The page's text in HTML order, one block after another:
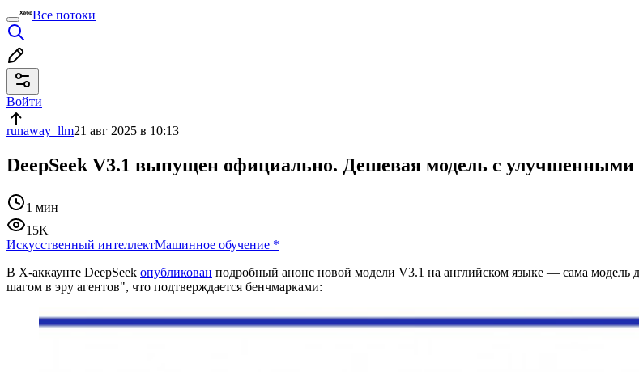
Все потоки
Войти
runaway_llm21 авг 2025 в 10:13
DeepSeek V3.1 выпущен официально. Дешевая модель с
1 мин
15K
Искусственный интеллектМашинное обучение *
В X-аккаунте DeepSeek опубликован подробный анонс новой модели V3.1 на английском языке — сама
шагом в эру агентов", что подтверждается бенчмарками: